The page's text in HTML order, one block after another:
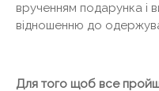
врученням подарунка і
відношенню до
Для того щоб все